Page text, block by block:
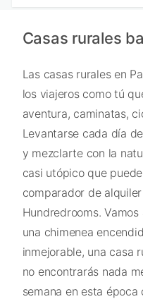
Casas rurales
Las casas rurales en
los viajeros como tú
aventura, caminatas,
Levantarse cada día
y mezclarte con la
casi utópico que
comparador de
Hundredrooms.
una chimenea
inmejorable, una casa
no encontrarás nada
semana en esta